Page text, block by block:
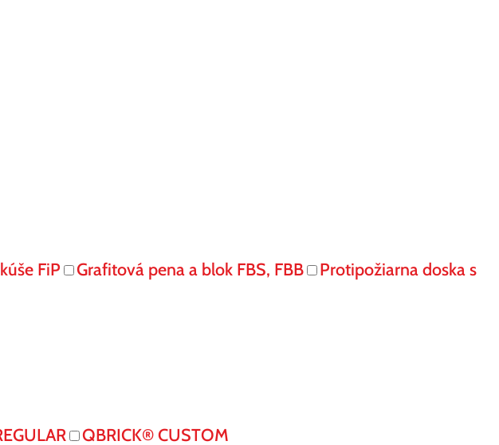
FiP Grafitová pena a blok FBS, FBB
Protipožiarna doska s
QBRICK® CUSTOM